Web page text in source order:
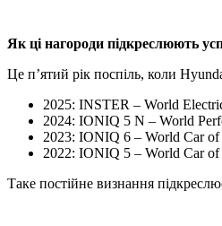
Як ці нагороди підкреслюють
Це п’ятий рік поспіль, коли
2025: INSTER – World
2024: IONIQ 5 N – World
2023: IONIQ 6 – World Car of
2022: IONIQ 5 – World Car of
Таке постійне визнання